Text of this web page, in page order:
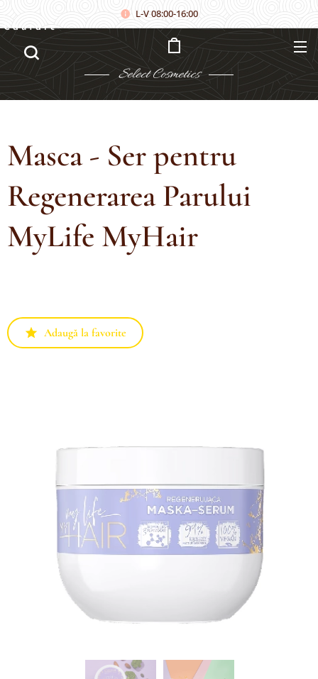
L-V 08:00-16:00
Select Cosmetics
Căutare
Masca - Ser pentru
Regenerarea Parului
MyLife MyHair
Adaugă la favorite